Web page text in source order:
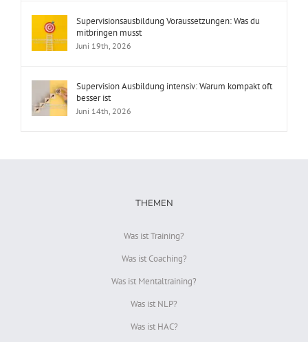
Supervisionsausbildung Voraussetzungen: Was du
mitbringen musst
Juni 19th, 2026
Supervision Ausbildung intensiv: Warum kompakt oft
besser ist
Juni 14th, 2026
THEMEN
Was ist Training?
Was ist Coaching?
Was ist Mentaltraining?
Was ist NLP?
Was ist HAC?